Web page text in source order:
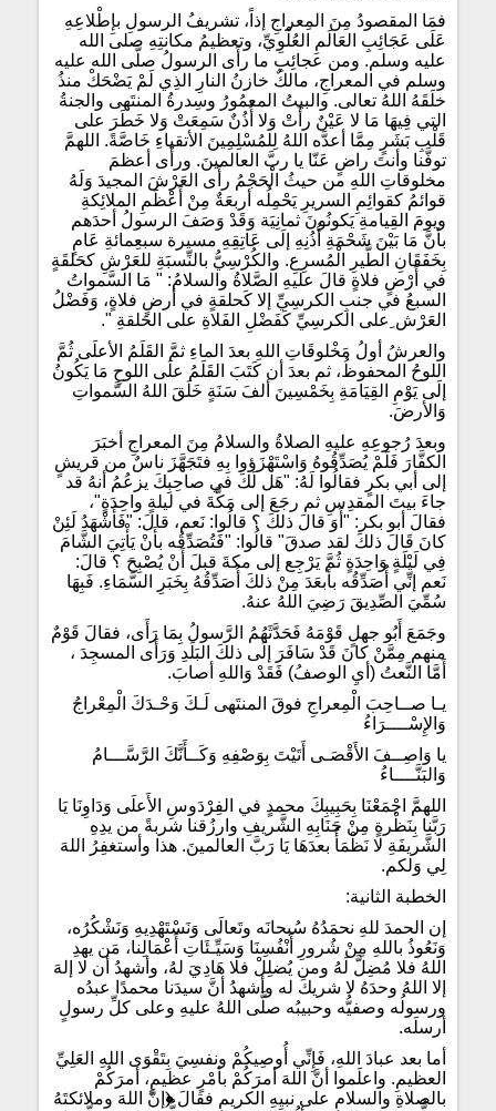
فمَا المقصودُ مِنَ المِعراجِ إذاً، تشريفُ الرسولِ بإِطْلاعِهِ
عَلَى عَجَائِبِ العَالَمِ العُلْوِيِّ، وتعظيمُ مكانتِهِ صلى الله
عليه وسلم. ومن عجائِبِ ما رأَى الرسولُ صلَّى الله عليه
وسلم في المعراجِ، مالكٌ خازنُ النارِ الذِي لَمْ يَضْحَكْ منذُ
خلَقَهُ اللهُ تعالى. والبيتُ المعمُورُ وسِدرةُ المنتَهى والجنةُ
التي فِيهَا مَا لا عَيْنٌ رأَتْ وَلا أُذُنٌ سَمِعَتْ وَلا خَطَرَ على
قَلْبِ بَشَرٍ مِمَّا أعدَّه اللهُ لِلمُسْلِمِينَ الأتقياءِ خَاصَّةً. اللهمَّ
توفَّنا وأنتَ راضٍ عَنّا يا ربَّ العالمينَ. ورأَى أعظمَ
مخلوقاتِ اللهِ من حيثُ الْحَجْمُ رأَى العَرْشَ المجيدَ وَلَهُ
قوائمُ كقوائِمِ السريرِ يَحْمِلُه أربعَةٌ مِنْ أَعْظَمِ الملائِكةِ
ويومَ القِيامةِ يَكونُونَ ثمانِيَة وَقَدْ وَصَفَ الرسولُ أحدَهم
بأنَّ مَا بَيْنَ شَحْمَةِ أُذُنِهِ إلَى عَاتِقِهِ مسيرة سبعِمائةِ عَامٍ
بِخَفَقَانِ الطَّيرِ الْمُسرِعِ. والكُرْسِيُّ بالنِّسبَةِ للعَرْشِ كحَلقَةٍ
في أَرْضٍ فلاةٍ قالَ عليهِ الصَّلاةُ والسلامُ: " مَا السَّمواتُ
السبعُ في جنبِ الكرسِيِّ إلا كَحلقةٍ في أرضٍ فلاةٍ، وَفَضْلُ
العَرْش ِعلى الكرسِيِّ كَفَضْلِ الفَلاةِ على الحَلقةِ ".
والعرشُ أولُ مَخْلوقَاتِ اللهِ بعدَ الماءِ ثمَّ القَلَمُ الأعلَى ثُمَّ
اللوحُ المحفوظُ، ثم بعدَ أن كَتَبَ القَلَمُ علَى اللوحِ مَا يَكُونُ
إلَى يَوْمِ القِيَامَةِ بِخَمْسِينَ ألفَ سَنَةٍ خَلَقَ اللهُ السَّمواتِ
وَالأرضَ.
وبعدَ رُجوعِهِ عليهِ الصلاةُ والسلامُ مِنَ المعراجِ أخبَرَ
الكفَّارَ فَلَمْ يُصَدِّقُوهُ وَاسْتَهْزَؤوا بِهِ فتَجَهَّزَ ناسٌ من قريشٍ
إلى أبي بكرٍ فقالُوا لَهُ: "هَل لَكَ في صاحِبِكَ يزعُمُ أنهُ قد
جاءَ بيتَ المقدِسِ ثم رجَعَ إلى مَكَّةَ في ليلةٍ واحِدَةٍ"،
فقالَ أبو بكر: "أَوَ قالَ ذلكَ ؟ قالُوا: نَعم، قالَ: "فَأَشْهَدُ لَئِنْ
كانَ قَالَ ذلكَ لقد صدقَ" قالُوا: "فَتُصَدِّقُه بأَنْ يَأْتِيَ الشَّامَ
فِي لَيْلَةٍ وَاحِدَةٍ ثُمَّ يَرْجِع إلى مكةَ قبلَ أَنْ يُصْبِحَ ؟ قالَ:
نَعم إنِّي أُصَدِّقُه بأبعَدَ مِنْ ذلكَ أُصَدِّقُهُ بِخَبَرِ السَّمَاءِ. فَبِهَا
سُمِّيَ الصِّدِيقَ رَضِيَ اللهُ عنهُ.
وجَمَعَ أَبُو جهلٍ قَوْمَهُ فَحَدَّثَهُمُ الرَّسولُ بِمَا رَأَى، فقالَ قَوْمٌ
منهم مِمَّنْ كانَ قَدْ سَافَرَ إلَى ذلكَ البَلَدِ وَرَأَى المسجِدَ ،
أَمَّا النَّعتُ (أيِ الوصفُ) فَقَدْ وَاللهِ أصابَ.
يـا صــاحِبَ الْمِعراجِ فوقَ المنتَهى لَـكَ وَحْـدَكَ الْمِعْراجُ
وَالإِسْــــرَاءُ
يا وَاصِــفَ الأَقْصَـى أَتَيْتَ بِوَصْفِهِ وَكَــأَنَّكَ الرَّسَّـــامُ
وَالبَنَّــــاءُ
اللهمَّ اجْمَعْنَا بِحَبِيبِكَ محمدٍ في الفِرْدَوسِ الأَعلَى وَدَاوِنَا يَا
رَبَّنا بِنَظْرةٍ مِنْ جَنَابِهِ الشَّريفِ وارزُقنا شربةً من يدِهِ
الشَّريفَةِ لا نَظْمَأُ بعدَهَا يَا رَبَّ العالمينَ. هذا وأستغفِرُ اللهَ
لِي وَلكم.
الخطبة الثانية:
إن الحمدَ للهِ نحمَدُهُ سُبحانَه وتَعالَى وَنَسْتَهْدِيهِ وَنَشْكُرُه،
وَنَعُوذُ باللهِ مِنْ شُرورِ أَنْفُسِنَا وَسَيِّـئَاتِ أَعْمَالِنا، مَن يهدِ
اللهُ فلا مُضِلَّ لَهُ ومن يُضلِلْ فلا هَادِيَ لهُ، وأشهدُ أن لا إلهَ
إلا اللهُ وحدَهُ لا شريكَ له وأشهدُ أنَّ سيدَنا محمدًا عبدُه
ورسولُه وصفيُّه وحبيبُه صلَّى اللهُ عليهِ وعلى كلِّ رسولٍ
أرسلَه.
أما بعد عبادَ اللهِ، فَإِنِّي أُوصِيكُمْ ونفسِيَ بِتَقْوَى اللهِ العَلِيِّ
العظيمِ. واعلَموا أنَّ اللهَ أمرَكُمْ بأمْرٍ عظيمٍ، أمرَكُمْ
بالصلاةِ والسلامِ على نبيِهِ الكريمِ فقالَ﴿ إنَّ اللهَ وملائكتَهُ